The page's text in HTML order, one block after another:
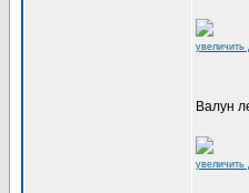
увеличить
Валун
увеличить